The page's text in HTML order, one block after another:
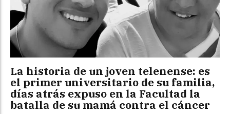
La historia de un joven telenense: es
el primer universitario de su familia,
días atrás expuso en la Facultad la
batalla de su mamá contra el cáncer